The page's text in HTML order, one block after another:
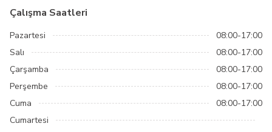
Çalışma Saatleri
Pazartesi
08:00-17:00
Salı
08:00-17:00
Çarşamba
08:00-17:00
Perşembe
08:00-17:00
Cuma
08:00-17:00
Cumartesi